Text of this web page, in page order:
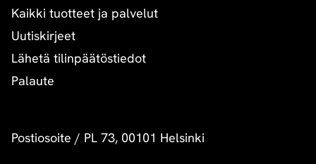
Kaikki tuotteet ja palvelut
Uutiskirjeet
Lähetä tilinpäätöstiedot
Palaute
Postiosoite / PL 73, 00101 Helsinki